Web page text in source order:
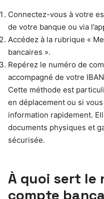
Connectez-vous à votre
de votre banque ou via
Accédez à la rubrique «
bancaires ».
Repérez le numéro de
accompagné de votre
Cette méthode est
en déplacement ou si
information rapidement.
documents physiques et
sécurisée.
À quoi sert le
compte